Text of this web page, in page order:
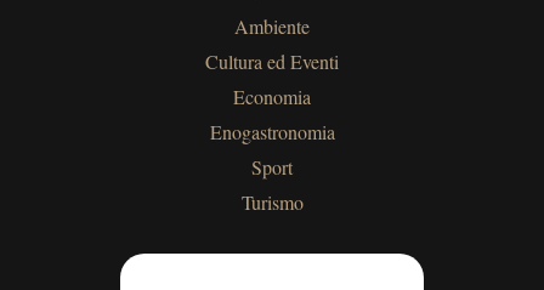
Ambiente
Cultura ed Eventi
Economia
Enogastronomia
Sport
Turismo